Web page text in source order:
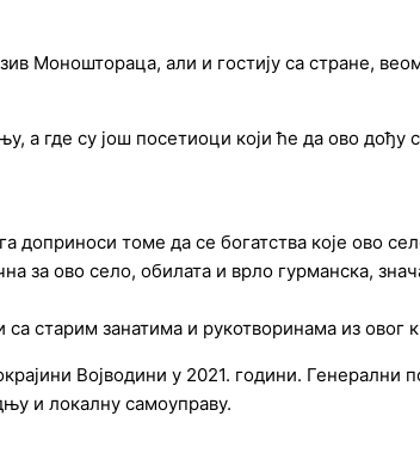
Моноштораца, али и гостију са стране,
а где су још посетиоци који ће да ово дођу
доприноси томе да се богатства које ово
за ово село, обилата и врло гурманска,
старим занатима и рукотворинама из овог
Војводини у 2021. години. Генерални
и локалну самоуправу.